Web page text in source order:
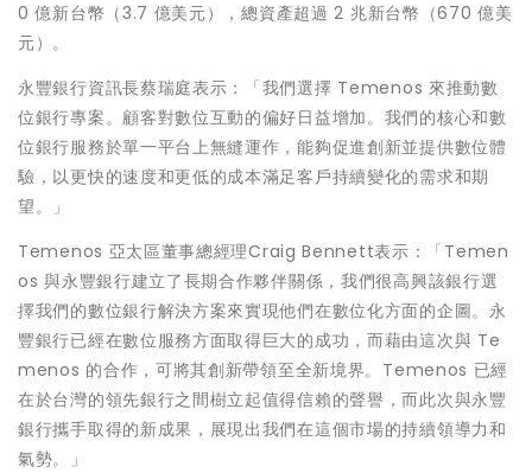
0 億新台幣（3.7 億美元），總資產超過 2 兆新台幣（670 億美
元）。
永豐銀行資訊長蔡瑞庭表示：「我們選擇 Temenos 來推動數
位銀行專案。顧客對數位互動的偏好日益增加。我們的核心和數
位銀行服務於單一平台上無縫運作，能夠促進創新並提供數位體
驗，以更快的速度和更低的成本滿足客戶持續變化的需求和期
望。」
Temenos 亞太區董事總經理Craig Bennett表示：「Temen
os 與永豐銀行建立了長期合作夥伴關係，我們很高興該銀行選
擇我們的數位銀行解決方案來實現他們在數位化方面的企圖。永
豐銀行已經在數位服務方面取得巨大的成功，而藉由這次與 Te
menos 的合作，可將其創新帶領至全新境界。Temenos 已經
在於台灣的領先銀行之間樹立起值得信賴的聲譽，而此次與永豐
銀行攜手取得的新成果，展現出我們在這個市場的持續領導力和
氣勢。」